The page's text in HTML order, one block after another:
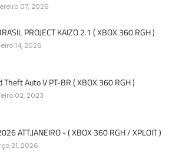
07, 2026
PROJECT KAIZO 2.1 ( XBOX 360 RGH )
14, 2026
Theft Auto V PT-BR ( XBOX 360 RGH )
02, 2023
ATT.JANEIRO - ( XBOX 360 RGH / XPLOIT )
21, 2026